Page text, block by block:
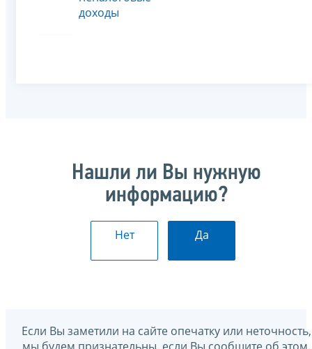
доходы
Нашли ли Вы нужную
информацию?
Нет Да
Если Вы заметили на сайте опечатку или неточность,
мы будем признательны, если Вы сообщите об этом.